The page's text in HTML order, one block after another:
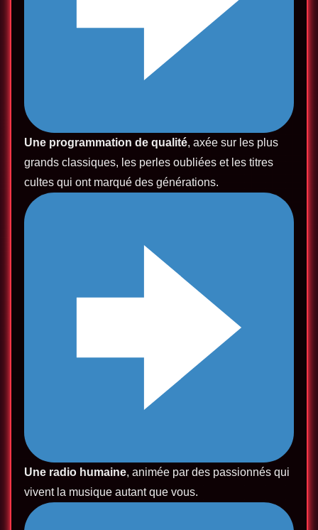
Une programmation de qualité, axée sur les plus
grands classiques, les perles oubliées et les titres
cultes qui ont marqué des générations.
Une radio humaine, animée par des passionnés qui
vivent la musique autant que vous.